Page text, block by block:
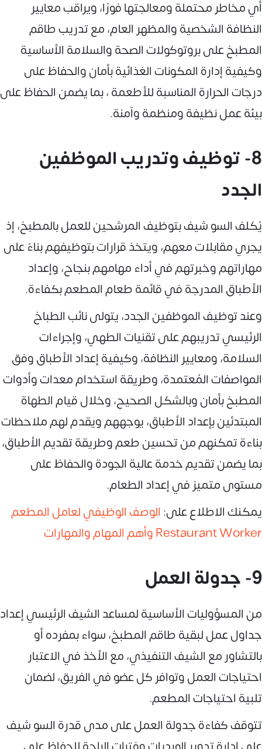
أي مخاطر محتملة ومعالجتها فورًا، ويراقب معايير
النظافة الشخصية والمظهر العام، مع تدريب طاقم
المطبخ على بروتوكولات الصحة والسلامة الأساسية
وكيفية إدارة المكونات الغذائية بأمان والحفاظ على
درجات الحرارة المناسبة للأطعمة ، بما يضمن الحفاظ على
بيئة عمل نظيفة ومنظمة وآمنة.
8- توظيف وتدريب الموظفين
الجدد
يُكلف السو شيف بتوظيف المرشحين للعمل بالمطبخ، إذ
يجري مقابلات معهم، ويتخذ قرارات بتوظيفهم بناءً على
مهاراتهم وخبرتهم في أداء مهامهم بنجاح، وإعداد
الأطباق المدرجة في قائمة طعام المطعم بكفاءة.
وعند توظيف الموظفين الجدد، يتولى نائب الطباخ
الرئيسي تدريبهم على تقنيات الطهي، وإجراءات
السلامة، ومعايير النظافة، وكيفية إعداد الأطباق وفق
المواصفات المُعتمدة، وطريقة استخدام معدات وأدوات
المطبخ بأمان وبالشكل الصحيح، وخلال قيام الطهاة
المبتدئين بإعداد الأطباق، يوجههم ويقدم لهم ملاحظات
بناءة تمكنهم من تحسين طعم وطريقة تقديم الأطباق،
بما يضمن تقديم خدمة عالية الجودة والحفاظ على
مستوى متميز في إعداد الطعام.
يمكنك الاطلاع على: الوصف الوظيفي لعامل المطعم
Restaurant Worker وأهم المهام والمهارات
9- جدولة العمل
من المسؤوليات الأساسية لمساعد الشيف الرئيسي إعداد
جداول عمل لبقية طاقم المطبخ، سواء بمفرده أو
بالتشاور مع الشيف التنفيذي، مع الأخذ في الاعتبار
احتياجات العمل وتوافر كل عضو في الفريق، لضمان
تلبية احتياجات المطعم.
تتوقف كفاءة جدولة العمل على مدى قدرة السو شيف